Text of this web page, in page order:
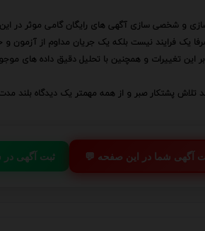
و شخصی سازی آگهی های رایگان گامی موثر در
یک فرایند نیست بلکه یک جریان مداوم از آزمون
این تغییرات و همچنین با تحلیل دقیق داده های موجود
تلاش پشتکار صبر و از همه مهمتر یک دیدگاه بلند
📢 ثبت آگهی ثبت آگهی شما در این صفحه